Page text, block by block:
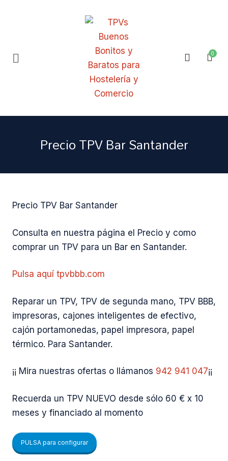
Precio TPV Bar Santander
Precio TPV Bar Santander
Consulta en nuestra página el Precio y como
comprar un TPV para un Bar en Santander.
Pulsa aquí tpvbbb.com
Reparar un TPV, TPV de segunda mano, TPV BBB,
impresoras, cajones inteligentes de efectivo,
cajón portamonedas, papel impresora, papel
térmico. Para Santander.
¡¡ Mira nuestras ofertas o llámanos 942 941 047¡¡
Recuerda un TPV NUEVO desde sólo 60 € x 10
meses y financiado al momento
PULSA para configurar